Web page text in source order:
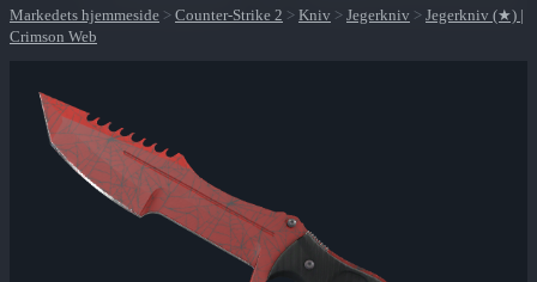
Markedets hjemmeside > Counter-Strike 2 > Kniv > Jegerkniv > Jegerkniv (★) |
Crimson Web